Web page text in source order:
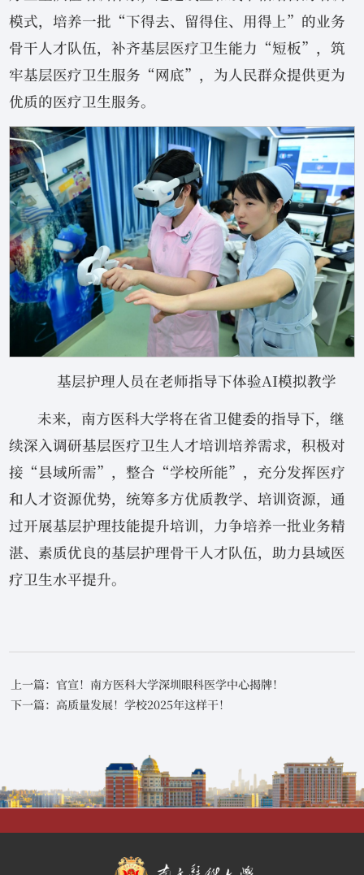
模式，培养一批“下得去、留得住、用得上”的业务
骨干人才队伍，补齐基层医疗卫生能力“短板”，筑
牢基层医疗卫生服务“网底”，为人民群众提供更为
优质的医疗卫生服务。
基层护理人员在老师指导下体验AI模拟教学
未来，南方医科大学将在省卫健委的指导下，继
续深入调研基层医疗卫生人才培训培养需求，积极对
接“县域所需”，整合“学校所能”，充分发挥医疗
和人才资源优势，统筹多方优质教学、培训资源，通
过开展基层护理技能提升培训，力争培养一批业务精
湛、素质优良的基层护理骨干人才队伍，助力县域医
疗卫生水平提升。
上一篇：官宣！南方医科大学深圳眼科医学中心揭牌！
下一篇：高质量发展！学校2025年这样干！